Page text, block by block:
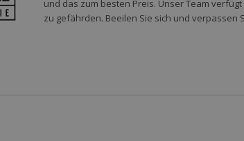
und das zum besten Preis. Unser Team
zu gefährden. Beeilen Sie sich und verpassen